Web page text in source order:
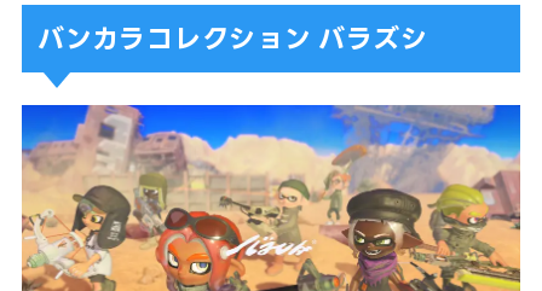
バンカラコレクション バラズシ